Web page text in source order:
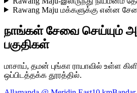
Rawang Maju மக்களுக்கு என்ன
நாங்கள் சேவை செய்யும்
பகுதிகள்
மாசாய், தமன் புங்கா ராயாவில் உள்ள
ஒப்பிடத்தக்க தூரத்தில்.